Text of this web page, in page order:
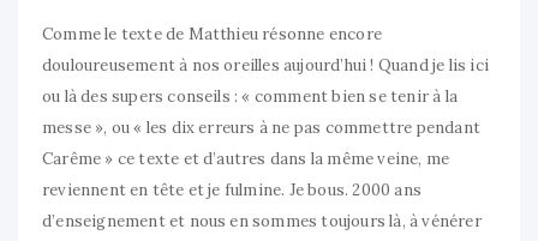
Comme le texte de Matthieu résonne encore
douloureusement à nos oreilles aujourd’hui ! Quand je lis ici
ou là des supers conseils : « comment bien se tenir à la
messe », ou « les dix erreurs à ne pas commettre pendant
Carême » ce texte et d’autres dans la même veine, me
reviennent en tête et je fulmine. Je bous. 2000 ans
d’enseignement et nous en sommes toujours là, à vénérer